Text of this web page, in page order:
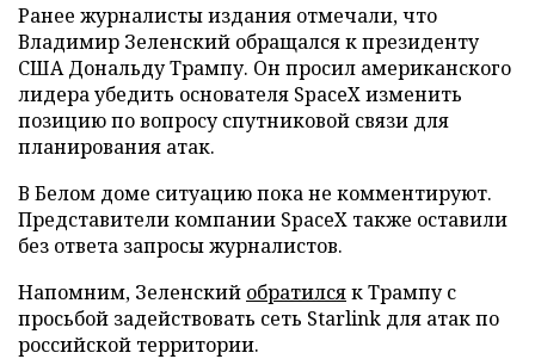
Ранее журналисты издания отмечали, что
Владимир Зеленский обращался к президенту
США Дональду Трампу. Он просил американского
лидера убедить основателя SpaceX изменить
позицию по вопросу спутниковой связи для
планирования атак.
В Белом доме ситуацию пока не комментируют.
Представители компании SpaceX также оставили
без ответа запросы журналистов.
Напомним, Зеленский обратилсяк Трампу с
просьбой задействовать сеть Starlink для атак по
российской территории.